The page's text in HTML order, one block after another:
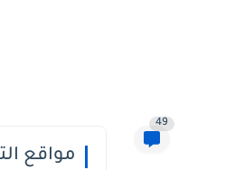
49
مواقع